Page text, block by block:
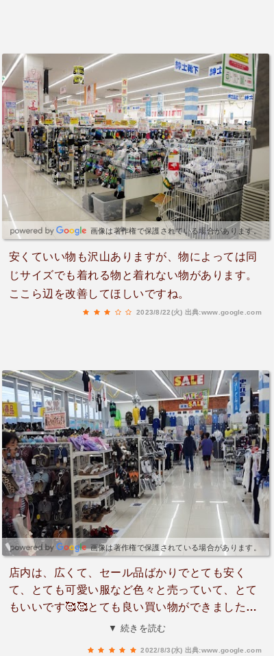
画像は著作権で保護されている場合があります。
安くていい物も沢山ありますが、物によっては同
じサイズでも着れる物と着れない物があります。
ここら辺を改善してほしいですね。
2023/8/22(火) 出典:www.google.com
画像は著作権で保護されている場合があります。
店内は、広くて、セール品ばかりでとても安く
て、とても可愛い服など色々と売っていて、とて
もいいです🥰🥰とても良い買い物ができました🥰
🥰駐車場も広くてとてもいいです🥰🥰とてもよか
▼ 続きを読む
2022/8/3(水) 出典:www.google.com